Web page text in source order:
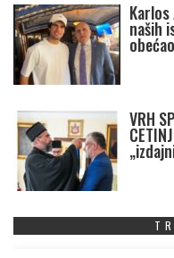
naših
VRH